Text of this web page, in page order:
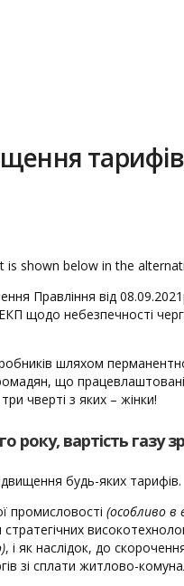
shown below in the
Правління від
щодо небезпечності
шляхом
що
чверті з яких – жінки!
вартість газу
будь-яких тарифів.
промисловості (особливо
, і як наслідок, до
зі сплати житлово-